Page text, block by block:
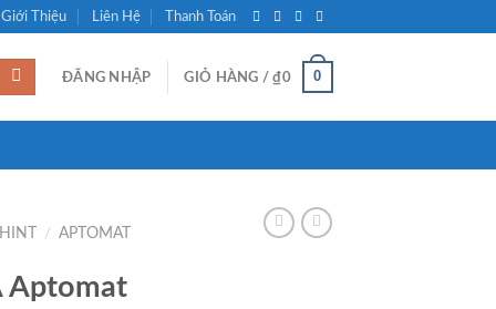
Giới Thiệu Liên Hệ Thanh Toán
ĐĂNG NHẬP GIỎ HÀNG /₫0 0
/ APTOMAT
Aptomat